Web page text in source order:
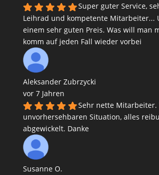
Super guter Service,
Leihrad und kompetente Mitarbeiter...
einem sehr guten Preis. Was will man
komm auf jeden Fall wieder vorbei
Aleksander Zubrzycki
vor 7 Jahren
Sehr nette Mitarbeiter.
unvorhersehbaren Situation, alles
abgewickelt. Danke
Susanne O.